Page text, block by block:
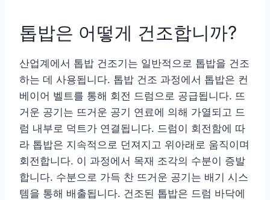
톱밥은 어떻게 건조합니까?
산업계에서 톱밥 건조기는 일반적으로 톱밥을 건조
하는 데 사용됩니다. 톱밥 건조 과정에서 톱밥은 컨
베이어 벨트를 통해 회전 드럼으로 공급됩니다. 뜨
거운 공기는 뜨거운 공기 연료에 의해 가열되고 드
럼 내부로 덕트가 연결됩니다. 드럼이 회전함에 따
라 톱밥은 지속적으로 던져지고 위아래로 움직이며
회전합니다. 이 과정에서 목재 조각의 수분이 증발
합니다. 수분으로 가득 찬 뜨거운 공기는 배기 시스
템을 통해 배출됩니다. 건조된 톱밥은 드럼 바닥에